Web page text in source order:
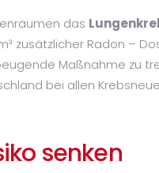
das
zusätzlicher Radon –
Maßnahme zu
bei allen
senken